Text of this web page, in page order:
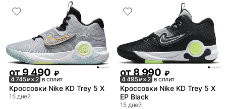
от 9 490 ₽
4 745₽× 2 в сплит
Кроссовки Nike KD Trey 5 X
15 дней
от 8 990 ₽
4 495₽× 2 в сплит
Кроссовки Nike KD Trey 5 X
EP Black
15 дней